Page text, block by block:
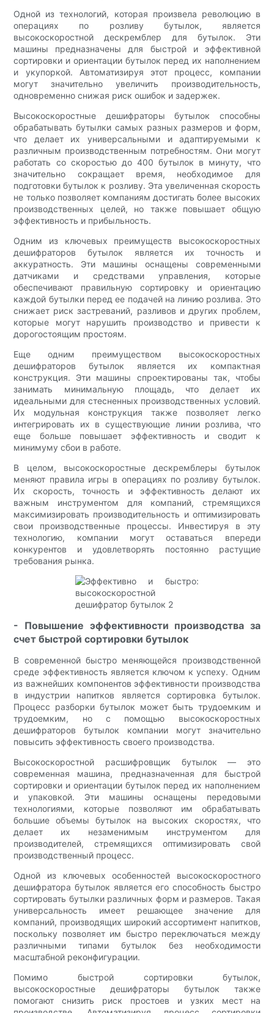
Одной из технологий, которая произвела революцию в
операциях по розливу бутылок, является
высокоскоростной дескремблер для бутылок. Эти
машины предназначены для быстрой и эффективной
сортировки и ориентации бутылок перед их наполнением
и укупоркой. Автоматизируя этот процесс, компании
могут значительно увеличить производительность,
одновременно снижая риск ошибок и задержек.
Высокоскоростные дешифраторы бутылок способны
обрабатывать бутылки самых разных размеров и форм,
что делает их универсальными и адаптируемыми к
различным производственным потребностям. Они могут
работать со скоростью до 400 бутылок в минуту, что
значительно сокращает время, необходимое для
подготовки бутылок к розливу. Эта увеличенная скорость
не только позволяет компаниям достигать более высоких
производственных целей, но также повышает общую
эффективность и прибыльность.
Одним из ключевых преимуществ высокоскоростных
дешифраторов бутылок является их точность и
аккуратность. Эти машины оснащены современными
датчиками и средствами управления, которые
обеспечивают правильную сортировку и ориентацию
каждой бутылки перед ее подачей на линию розлива. Это
снижает риск застреваний, разливов и других проблем,
которые могут нарушить производство и привести к
дорогостоящим простоям.
Еще одним преимуществом высокоскоростных
дешифраторов бутылок является их компактная
конструкция. Эти машины спроектированы так, чтобы
занимать минимальную площадь, что делает их
идеальными для стесненных производственных условий.
Их модульная конструкция также позволяет легко
интегрировать их в существующие линии розлива, что
еще больше повышает эффективность и сводит к
минимуму сбои в работе.
В целом, высокоскоростные дескремблеры бутылок
меняют правила игры в операциях по розливу бутылок.
Их скорость, точность и эффективность делают их
важным инструментом для компаний, стремящихся
максимизировать производительность и оптимизировать
свои производственные процессы. Инвестируя в эту
технологию, компании могут оставаться впереди
конкурентов и удовлетворять постоянно растущие
требования рынка.
- Повышение эффективности производства за
счет быстрой сортировки бутылок
В современной быстро меняющейся производственной
среде эффективность является ключом к успеху. Одним
из важнейших компонентов эффективности производства
в индустрии напитков является сортировка бутылок.
Процесс разборки бутылок может быть трудоемким и
трудоемким, но с помощью высокоскоростных
дешифраторов бутылок компании могут значительно
повысить эффективность своего производства.
Высокоскоростной расшифровщик бутылок — это
современная машина, предназначенная для быстрой
сортировки и ориентации бутылок перед их наполнением
и упаковкой. Эти машины оснащены передовыми
технологиями, которые позволяют им обрабатывать
большие объемы бутылок на высоких скоростях, что
делает их незаменимым инструментом для
производителей, стремящихся оптимизировать свой
производственный процесс.
Одной из ключевых особенностей высокоскоростного
дешифратора бутылок является его способность быстро
сортировать бутылки различных форм и размеров. Такая
универсальность имеет решающее значение для
компаний, производящих широкий ассортимент напитков,
поскольку позволяет им быстро переключаться между
различными типами бутылок без необходимости
масштабной реконфигурации.
Помимо быстрой сортировки бутылок,
высокоскоростные дешифраторы бутылок также
помогают снизить риск простоев и узких мест на